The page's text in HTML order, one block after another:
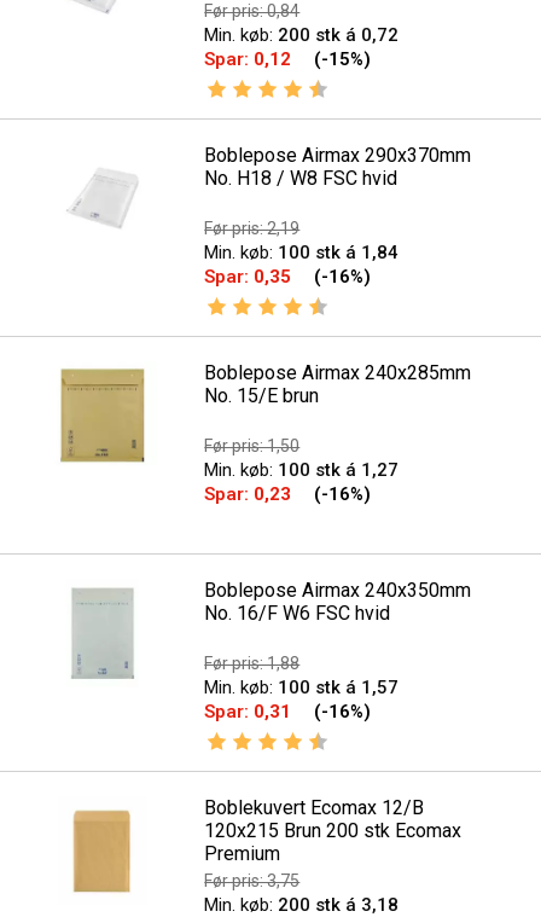
Før pris: 0,84
Min. køb: 200 stk á 0,72
Spar: 0,12 (-15%)
Vurdering:
Boblepose Airmax 290x370mm
No. H18 / W8 FSC hvid
Før pris: 2,19
Min. køb: 100 stk á 1,84
Spar: 0,35 (-16%)
Vurdering:
Boblepose Airmax 240x285mm
No. 15/E brun
Før pris: 1,50
Min. køb: 100 stk á 1,27
Spar: 0,23 (-16%)
Boblepose Airmax 240x350mm
No. 16/F W6 FSC hvid
Før pris: 1,88
Min. køb: 100 stk á 1,57
Spar: 0,31 (-16%)
Vurdering:
Boblekuvert Ecomax 12/B
120x215 Brun 200 stk Ecomax
Premium
Før pris: 3,75
Min. køb: 200 stk á 3,18